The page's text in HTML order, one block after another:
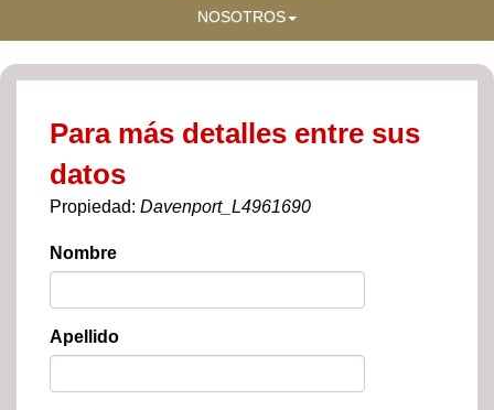
NOSOTROS
Para más detalles entre sus
datos
Propiedad: Davenport_L4961690
Nombre
Apellido